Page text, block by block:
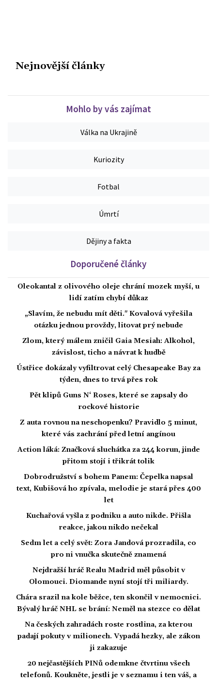
Nejnovější články
Mohlo by vás zajímat
Válka na Ukrajině
Kuriozity
Fotbal
Úmrtí
Dějiny a fakta
Doporučené články
Oleokantal z olivového oleje chrání mozek myší, u
lidí zatím chybí důkaz
„Slavím, že nebudu mít děti." Kovalová vyřešila
otázku jednou provždy, litovat prý nebude
Zlom, který málem zničil Gaia Mesiah: Alkohol,
závislost, ticho a návrat k hudbě
Ústřice dokázaly vyfiltrovat celý Chesapeake Bay za
týden, dnes to trvá přes rok
Pět klipů Guns N‘ Roses, které se zapsaly do
rockové historie
Z auta rovnou na neschopenku? Pravidlo 5 minut,
které vás zachrání před letní angínou
Action láká: Značková sluchátka za 244 korun, jinde
přitom stojí i třikrát tolik
Dobrodružství s bohem Panem: Čepelka napsal
text, Kubišová ho zpívala, melodie je stará přes 400
let
Kuchařová vyšla z podniku a auto nikde. Přišla
reakce, jakou nikdo nečekal
Sedm let a celý svět: Zora Jandová prozradila, co
pro ni vnučka skutečně znamená
Nejdražší hráč Realu Madrid měl působit v
Olomouci. Diomande nyní stojí tři miliardy.
Chára srazil na kole běžce, ten skončil v nemocnici.
Bývalý hráč NHL se brání: Neměl na stezce co dělat
Na českých zahradách roste rostlina, za kterou
padají pokuty v milionech. Vypadá hezky, ale zákon
ji zakazuje
20 nejčastějších PINů odemkne čtvrtinu všech
telefonů. Koukněte, jestli je v seznamu i ten váš, a